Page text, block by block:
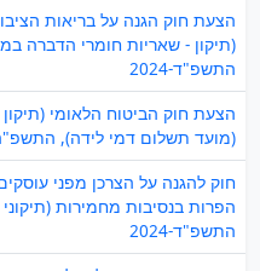
הצעת חוק הגנה על בריאות
(תיקון - שאריות חומרי הדברה
התשפ"ד-2024
(מועד תשלום דמי לידה), התשפ"ה-
חוק להגנה על הצרכן מפני
הפרות בנסיבות מחמירות
התשפ"ד-2024